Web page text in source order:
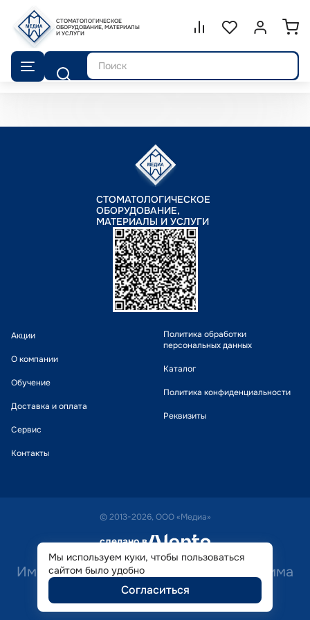
СТОМАТОЛОГИЧЕСКОЕ
ОБОРУДОВАНИЕ, МАТЕРИАЛЫ
И УСЛУГИ
Сравнение.
СписокВойти или
Поиск
СТОМАТОЛОГИЧЕСКОЕ
ОБОРУДОВАНИЕ,
МАТЕРИАЛЫ И УСЛУГИ
Акции
О компании
Обучение
Доставка и оплата
Сервис
Контакты
Политика обработки
персональных данных
Каталог
Политика конфиденциальности
Реквизиты
© 2013-2026, ООО «Медиа»
сделано в alente
Имеются противопоказания. Необходима
консультация специалиста.
Мы используем куки, чтобы пользоваться
сайтом было удобно
Согласиться